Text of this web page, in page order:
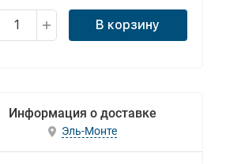
В корзину
Информация о доставке
Эль-Монте